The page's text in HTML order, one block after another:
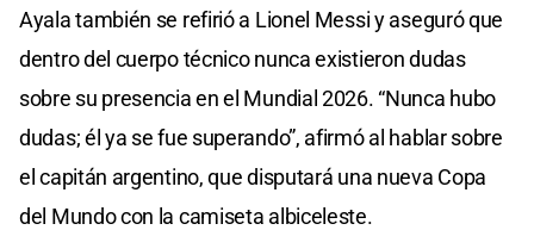
Ayala también se refirió a Lionel Messi y aseguró que
dentro del cuerpo técnico nunca existieron dudas
sobre su presencia en el Mundial 2026. “Nunca hubo
dudas; él ya se fue superando”, afirmó al hablar sobre
el capitán argentino, que disputará una nueva Copa
del Mundo con la camiseta albiceleste.